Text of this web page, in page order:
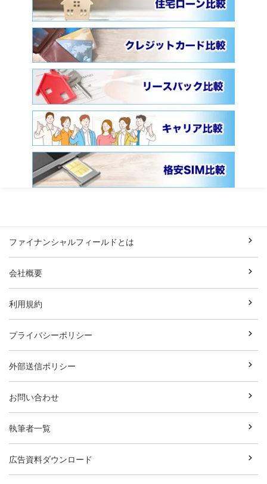
ファイナンシャルフィールドとは
会社概要
利用規約
プライバシーポリシー
外部送信ポリシー
お問い合わせ
執筆者一覧
広告資料ダウンロード